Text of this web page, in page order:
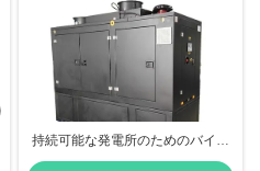
持続可能な発電所のためのバイオ
ガスコゲンCHPコゲネレーション